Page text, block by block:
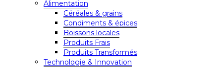
Alimentation
Céréales & grains
Condiments & épices
Boissons locales
Produits Frais
Produits Transformés
Technologie & Innovation